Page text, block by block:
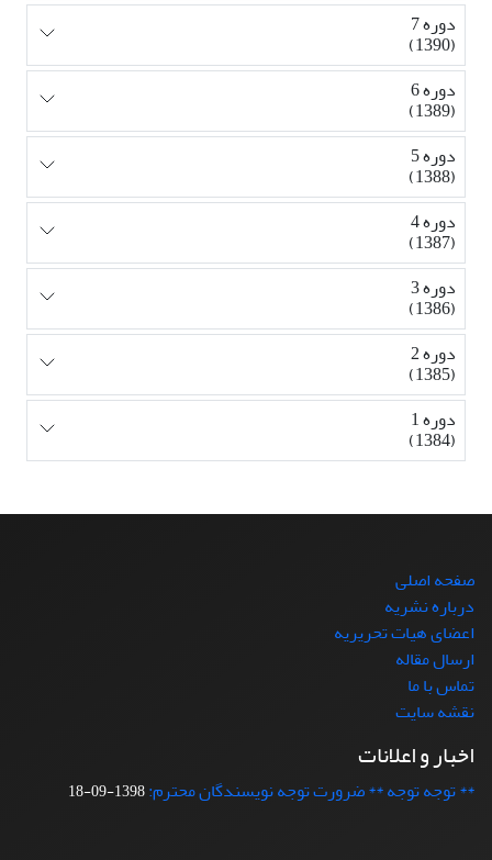
دوره 7
(1390)
دوره 6
(1389)
دوره 5
(1388)
دوره 4
(1387)
دوره 3
(1386)
دوره 2
(1385)
دوره 1
(1384)
صفحه اصلی
درباره نشریه
اعضای هیات تحریریه
ارسال مقاله
تماس با ما
نقشه سایت
اخبار و اعلانات
** توجه توجه ** ضرورت توجه نویسندگان محترم:1398-09-18